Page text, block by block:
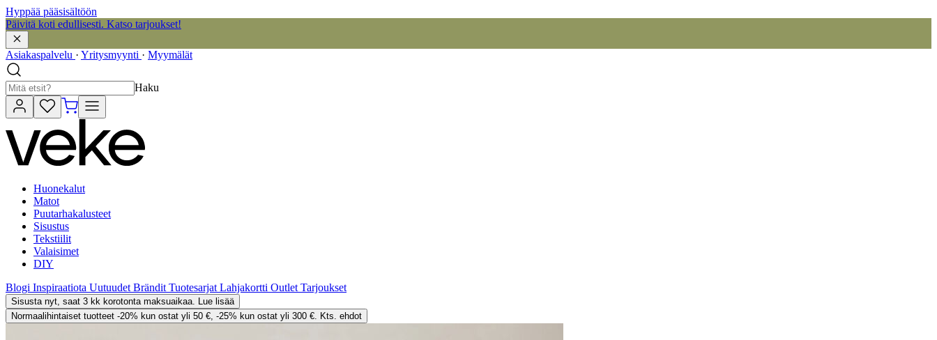
Hyppää pääsisältöön
Päivitä koti edullisesti. Katso tarjoukset!
Asiakaspalvelu · Yritysmyynti · Myymälät
Haku
Huonekalut
Matot
Puutarhakalusteet
Sisustus
Tekstiilit
Valaisimet
DIY
Blogi Inspiraatiota Uutuudet Brändit Tuotesarjat Lahjakortti Outlet Tarjoukset
Sisusta nyt, saat 3 kk korotonta maksuaikaa. Lue lisää
Normaalihintaiset tuotteet -20% kun ostat yli 50 €, -25% kun ostat yli 300 €. Kts. ehdot